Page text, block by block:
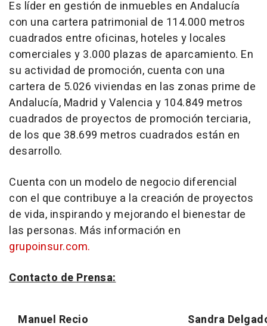
Es líder en gestión de inmuebles en Andalucía
con una cartera patrimonial de 114.000 metros
cuadrados entre oficinas, hoteles y locales
comerciales y 3.000 plazas de aparcamiento. En
su actividad de promoción, cuenta con una
cartera de 5.026 viviendas en las zonas prime de
Andalucía, Madrid y Valencia y 104.849 metros
cuadrados de proyectos de promoción terciaria,
de los que 38.699 metros cuadrados están en
desarrollo.
Cuenta con un modelo de negocio diferencial
con el que contribuye a la creación de proyectos
de vida, inspirando y mejorando el bienestar de
las personas. Más información en
grupoinsur.com.
Contacto de Prensa:
Manuel Recio
Sandra